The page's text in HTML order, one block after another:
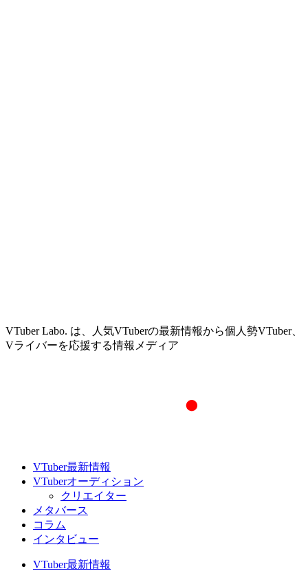
VTuber Labo. は、人気VTuberの最新情報から個人勢VTuber、
Vライバーを応援する情報メディア
VTuber最新情報
VTuberオーディション
クリエイター
メタバース
コラム
インタビュー
VTuber最新情報